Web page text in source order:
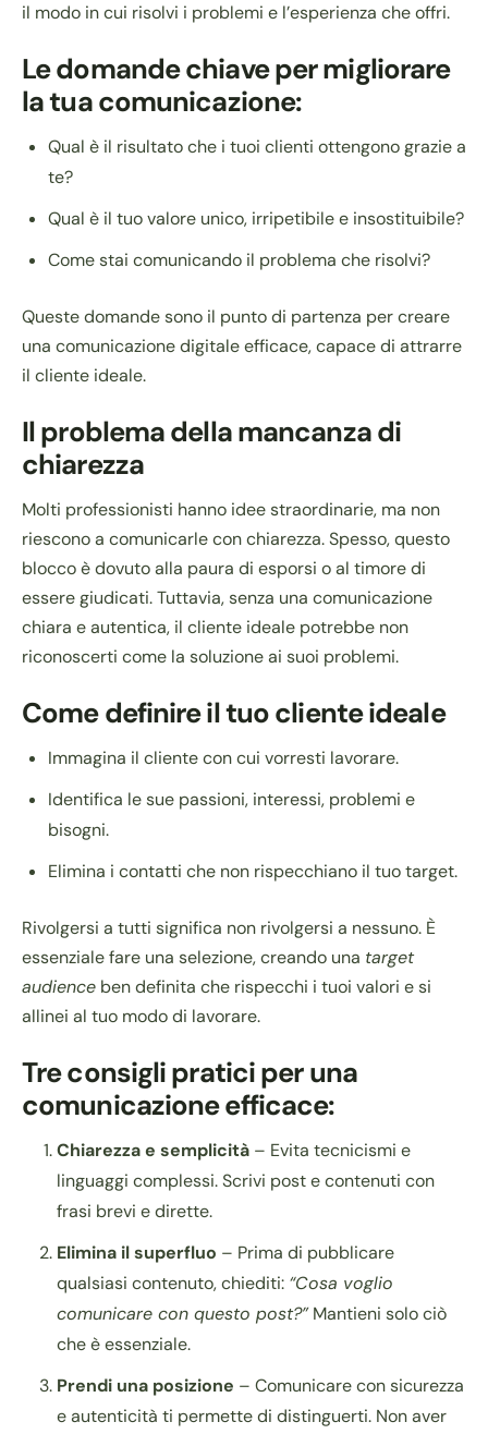
il modo in cui risolvi i problemi e l’esperienza che offri.
Le domande chiave per migliorare
la tua comunicazione:
Qual è il risultato che i tuoi clienti ottengono grazie a
te?
Qual è il tuo valore unico, irripetibile e insostituibile?
Come stai comunicando il problema che risolvi?
Queste domande sono il punto di partenza per creare
una comunicazione digitale efficace, capace di attrarre
il cliente ideale.
Il problema della mancanza di
chiarezza
Molti professionisti hanno idee straordinarie, ma non
riescono a comunicarle con chiarezza. Spesso, questo
blocco è dovuto alla paura di esporsi o al timore di
essere giudicati. Tuttavia, senza una comunicazione
chiara e autentica, il cliente ideale potrebbe non
riconoscerti come la soluzione ai suoi problemi.
Come definire il tuo cliente ideale
Immagina il cliente con cui vorresti lavorare.
Identifica le sue passioni, interessi, problemi e
bisogni.
Elimina i contatti che non rispecchiano il tuo target.
Rivolgersi a tutti significa non rivolgersi a nessuno. È
essenziale fare una selezione, creando una target
audience ben definita che rispecchi i tuoi valori e si
allinei al tuo modo di lavorare.
Tre consigli pratici per una
comunicazione efficace:
Chiarezza e semplicità – Evita tecnicismi e
linguaggi complessi. Scrivi post e contenuti con
frasi brevi e dirette.
Elimina il superfluo – Prima di pubblicare
qualsiasi contenuto, chiediti: “Cosa voglio
comunicare con questo post?”Mantieni solo ciò
che è essenziale.
Prendi una posizione – Comunicare con sicurezza
e autenticità ti permette di distinguerti. Non aver